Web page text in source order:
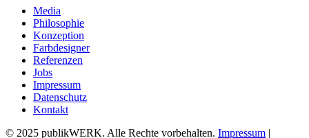
Media
Philosophie
Konzeption
Farbdesigner
Referenzen
Jobs
Impressum
Datenschutz
Kontakt
© 2025 publikWERK. Alle Rechte vorbehalten. Impressum |